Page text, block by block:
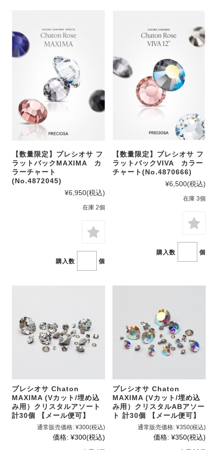
【数量限定】プレシオサ フ
ラットバックMAXIMA カ
ラーチャート
(No.4872045)
¥6,950(税込)
在庫 2個
購入数 個
【数量限定】プレシオサ フ
ラットバックVIVA カラー
チャート(No.4870666)
¥6,500(税込)
在庫 3個
購入数 個
プレシオサ Chaton
MAXIMA (Vカット/埋め込
み用）クリスタルアソート
計30個 【メール便可】
通常販売価格: ¥300(税込)
価格: ¥300(税込)
プレシオサ Chaton
MAXIMA (Vカット/埋め込
み用）クリスタルABアソー
ト 計30個 【メール便可】
通常販売価格: ¥350(税込)
価格: ¥350(税込)